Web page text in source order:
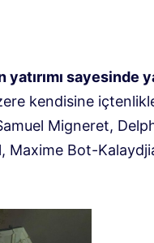
yatırımı sayesinde
kendisine
Migneret,
Maxime Bot-